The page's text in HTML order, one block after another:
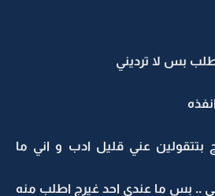
بس لا ترديني
بتتقولين عني قليل ادب و اني ما
.. بس ما عندي احد غيرج اطلب منه